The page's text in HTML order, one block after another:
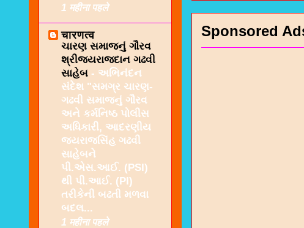
Sponsored
1 महीना पहले
चारणत्व
ચારણ સમાજનું ગૌરવ
શ્રીજયરાજદાન ગઢવી
સાહેબ - અભિનંદન
સંદેશ "સમગ્ર ચારણ-
ગઢવી સમાજનું ગૌરવ
અને કર્મનિષ્ઠ પોલીસ
અધિકારી, આદરણીય
જયરાજસિંહ ગઢવી
સાહેબને
પી.એસ.આઈ. (PSI)
થી પી.આઈ. (PI)
તરીકેની બઢતી મળવા
બદલ...
1 महीना पहले